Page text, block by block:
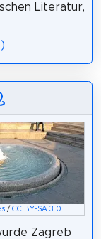
Literatur,
/CC BY-SA 3.0
Zagreb